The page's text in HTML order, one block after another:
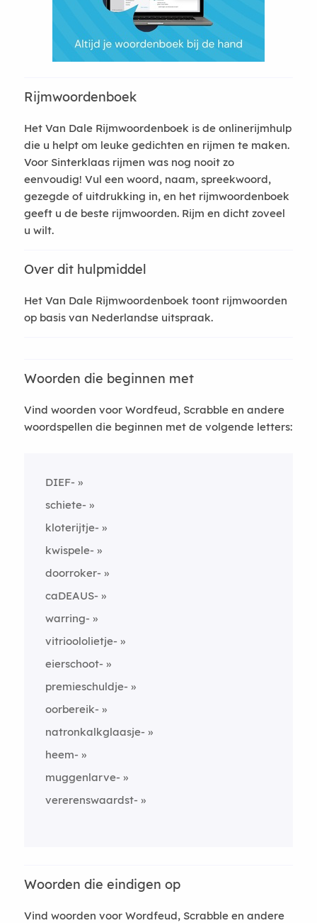
Rijmwoordenboek
Het Van Dale Rijmwoordenboek is de onlinerijmhulp
die u helpt om leuke gedichten en rijmen te maken.
Voor Sinterklaas rijmen was nog nooit zo
eenvoudig! Vul een woord, naam, spreekwoord,
gezegde of uitdrukking in, en het rijmwoordenboek
geeft u de beste rijmwoorden. Rijm en dicht zoveel
u wilt.
Over dit hulpmiddel
Het Van Dale Rijmwoordenboek toont rijmwoorden
op basis van Nederlandse uitspraak.
Woorden die beginnen met
Vind woorden voor Wordfeud, Scrabble en andere
woordspellen die beginnen met de volgende letters:
DIEF-
schiete-
kloterijtje-
kwispele-
doorroker-
caDEAUS-
warring-
vitrioololietje-
eierschoot-
premieschuldje-
oorbereik-
natronkalkglaasje-
heem-
muggenlarve-
vererenswaardst-
Woorden die eindigen op
Vind woorden voor Wordfeud, Scrabble en andere